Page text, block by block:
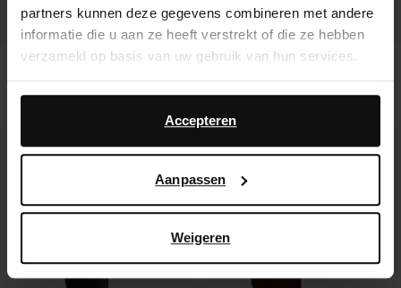
partners kunnen deze gegevens combineren met andere
informatie die u aan ze heeft verstrekt of die ze hebben
verzameld op basis van uw gebruik van hun services.
Daarnaast werken wij samen met Google voor
advertentie- en meetdoeleinden. Meer informatie over
hoe Google uw persoonsgegevens gebruikt, vindt u op
Accepteren
Aanpassen
Weigeren
Baskets en daim - marron foncé
new